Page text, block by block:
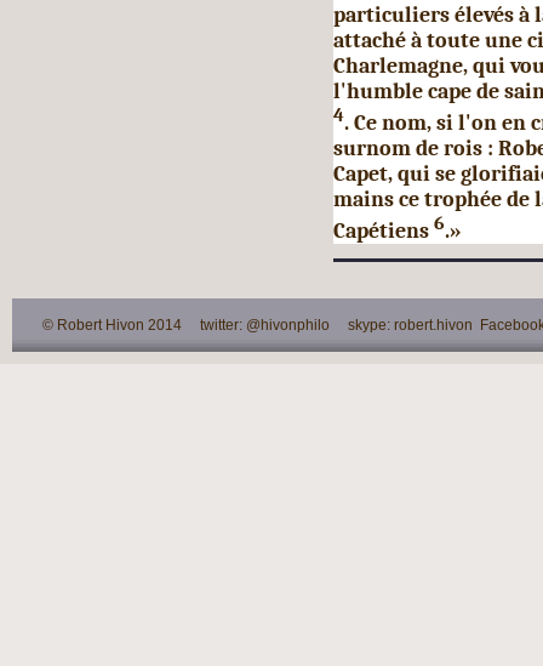
particuliers élevés à
attaché à toute une
Charlemagne, qui
l'humble cape de
4. Ce nom, si l'on en
surnom de rois :
Capet, qui se
mains ce trophée de
Capétiens 6.»
© Robert Hivon 2014 twitter: @hivonphilo skype: robert.hivon